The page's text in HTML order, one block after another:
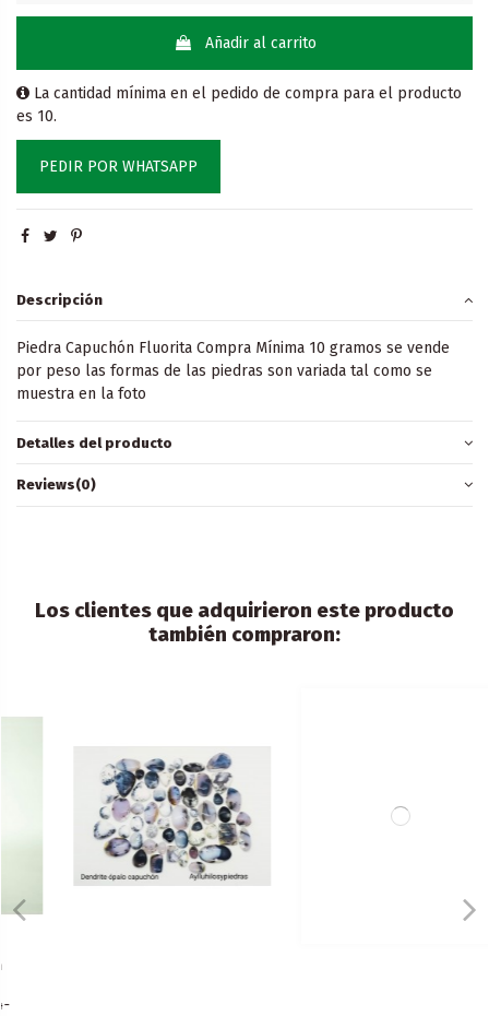
Añadir al carrito
La cantidad mínima en el pedido de compra para el producto
es 10.
PEDIR POR WHATSAPP
Descripción
Piedra Capuchón Fluorita Compra Mínima 10 gramos se vende
por peso las formas de las piedras son variada tal como se
muestra en la foto
Detalles del producto
Reviews(0)
Los clientes que adquirieron este producto
también compraron: